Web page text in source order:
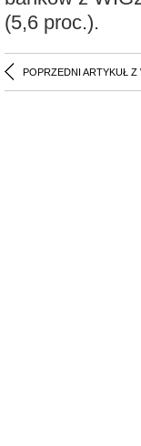
(5,6 proc.).
POPRZEDNI ARTYKUŁ Z